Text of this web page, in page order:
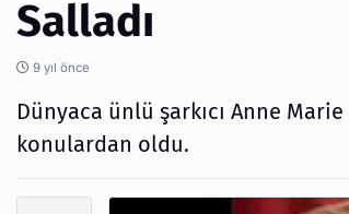
Salladı
9 yıl önce
Dünyaca ünlü şarkıcı Anne
konulardan oldu.